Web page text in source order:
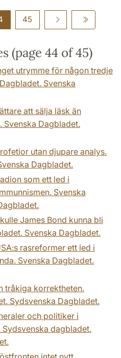
45
(page 44 of 45)
utrymme för någon tredje
Svenska
att sälja läsk än
Svenska Dagbladet.
utan djupare analys.
Dagbladet.
som ett led i
Svenska
James Bond kunna bli
Svenska Dagbladet.
rasreformer ett led i
Svenska Dagbladet.
tråkiga korrektheten.
Sydsvenska Dagbladet.
och politiker i
dagbladet.